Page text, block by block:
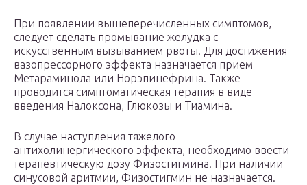
При появлении вышеперечисленных симптомов,
следует сделать промывание желудка с
искусственным вызыванием рвоты. Для достижения
вазопрессорного эффекта назначается прием
Метараминола или Норэпинефрина. Также
проводится симптоматическая терапия в виде
введения Налоксона, Глюкозы и Тиамина.
В случае наступления тяжелого
антихолинергического эффекта, необходимо ввести
терапевтическую дозу Физостигмина. При наличии
синусовой аритмии, Физостигмин не назначается.